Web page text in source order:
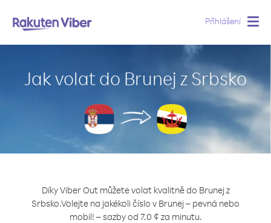
Přihlášení
Jak volat do Brunej z Srbsko
Díky Viber Out můžete volat kvalitně do Brunej z
Srbsko.Volejte na jakékoli číslo v Brunej – pevná nebo
mobil! – sazby od 7.0 ¢ za minutu.